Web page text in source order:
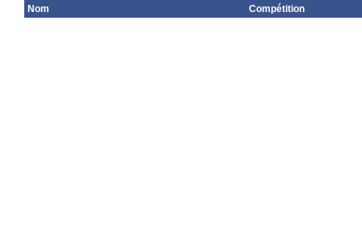
Nom Compétition